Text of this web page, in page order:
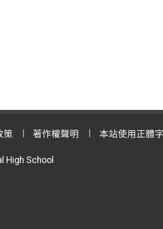
策 著作權聲明 本站使用正體
High School